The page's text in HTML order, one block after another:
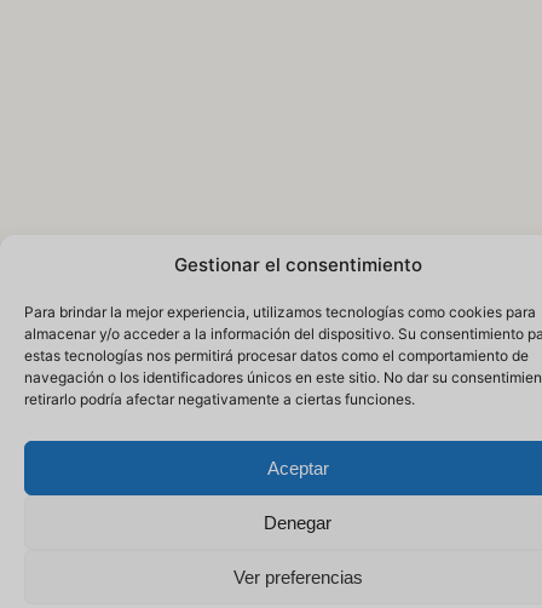
Gestionar el consentimiento
Para brindar la mejor experiencia, utilizamos tecnologías como cookies para
almacenar y/o acceder a la información del dispositivo. Su consentimiento
estas tecnologías nos permitirá procesar datos como el comportamiento de
navegación o los identificadores únicos en este sitio. No dar su
retirarlo podría afectar negativamente a ciertas funciones.
Aceptar
Denegar
Ver preferencias